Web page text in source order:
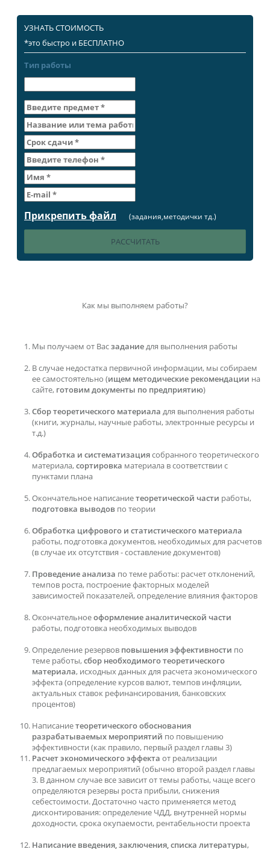
УЗНАТЬ СТОИМОСТЬ
*это быстро и БЕСПЛАТНО
Тип работы
Прикрепить файл (задания,методички тд.)
Как мы выполняем работы?
Мы получаем от Васзаданиедля выполнения работы
В случае недостатка первичной информации, мы собираем
ее самостоятельно (ищем методические рекомендации на
сайте, готовим документы по предприятию)
Сбор теоретического материала для выполнения работы
(книги, журналы, научные работы, электронные ресурсы и
т.д.)
Обработка и систематизациясобранного теоретического
материала,сортировка материала в соответствии с
пунктами плана
Окончательное написаниетеоретической части работы,
подготовка выводов по теории
Обработка цифрового и статистического материала
работы, подготовка документов, необходимых для расчетов
(в случае их отсутствия - составление документов)
Проведение анализа по теме работы: расчет отклонений,
темпов роста, построение факторных моделей
зависимостей показателей, определение влияния факторов
Окончательноеоформление аналитической части
работы, подготовка необходимых выводов
Определение резервов повышения эффективности по
теме работы,сбор необходимого теоретического
материала, исходных данных для расчета экономического
эффекта (определение курсов валют, темпов инфляции,
актуальных ставок рефинансирования, банковских
процентов)
Написаниетеоретического обоснования
разрабатываемых мероприятий по повышению
эффективности (как правило, первый раздел главы 3)
Расчет экономического эффекта от реализации
предлагаемых мероприятий (обычно второй раздел главы
3. В данном случае все зависит от темы работы, чаще всего
определяются резервы роста прибыли, снижения
себестоимости. Достаточно часто применяется метод
дисконтирования: определение ЧДД, внутренней нормы
доходности, срока окупаемости, рентабельности проекта
Написание введения, заключения, списка литературы,